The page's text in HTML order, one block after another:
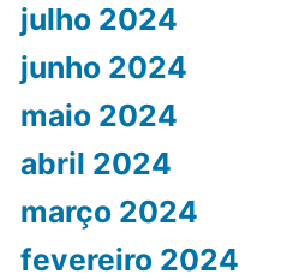
julho 2024
junho 2024
maio 2024
abril 2024
março 2024
fevereiro 2024